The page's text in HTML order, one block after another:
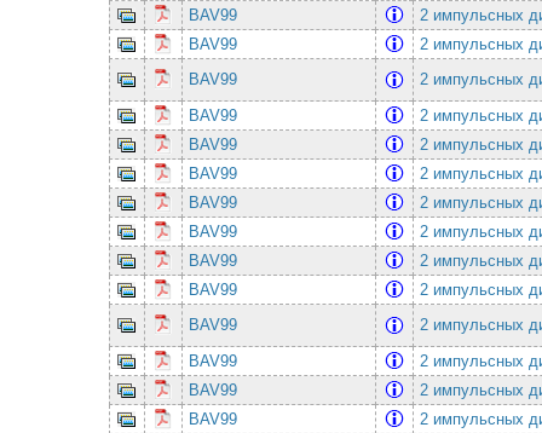
BAV99
2 импульсных
BAV99
2 импульсных
BAV99
2 импульсных
BAV99
2 импульсных
BAV99
2 импульсных
BAV99
2 импульсных
BAV99
2 импульсных
BAV99
2 импульсных
BAV99
2 импульсных
BAV99
2 импульсных
BAV99
2 импульсных
BAV99
2 импульсных
BAV99
2 импульсных
BAV99
2 импульсных